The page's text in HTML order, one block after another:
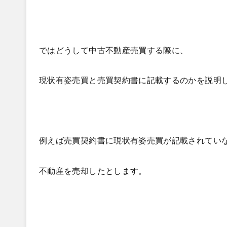
ではどうして中古不動産売買する際に、
現状有姿売買と売買契約書に記載するのかを説明
例えば売買契約書に現状有姿売買が記載されてい
不動産を売却したとします。